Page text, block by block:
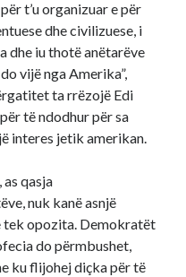
t’u organizuar e për
dhe civilizuese, i
dhe iu thotë anëtarëve
vijë nga Amerika”,
ta rrëzojë Edi
të ndodhur për sa
interes jetik amerikan.
qasja
nuk kanë asnjë
tek opozita. Demokratët
do përmbushet,
ku flijohej diçka për të